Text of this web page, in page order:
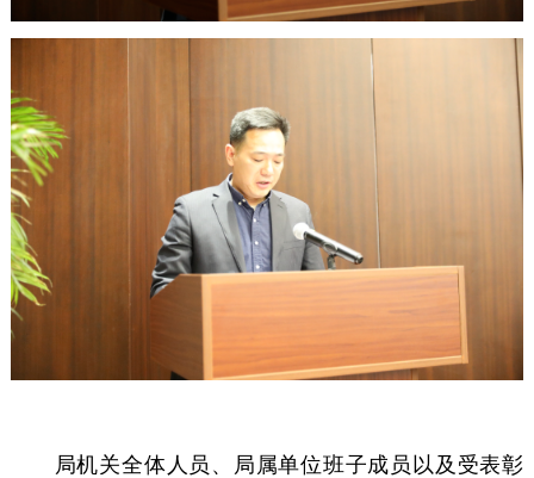
局机关全体人员、局属单位班子成员以及受表彰